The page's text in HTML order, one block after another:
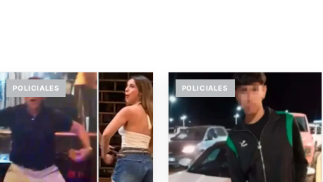
POLICIALES POLICIALES